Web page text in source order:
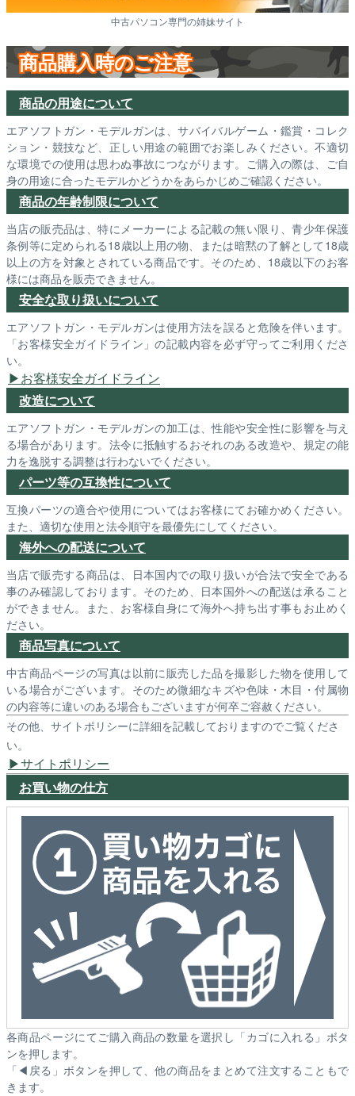
中古パソコン専門の姉妹サイト
商品購入時のご注意
商品の用途について
エアソフトガン・モデルガンは、サバイバルゲーム・鑑賞・コレク
ション・競技など、正しい用途の範囲でお楽しみください。不適切
な環境での使用は思わぬ事故につながります。ご購入の際は、ご自
身の用途に合ったモデルかどうかをあらかじめご確認ください。
商品の年齢制限について
当店の販売品は、特にメーカーによる記載の無い限り、青少年保護
条例等に定められる18歳以上用の物、または暗黙の了解として18歳
以上の方を対象とされている商品です。そのため、18歳以下のお客
様には商品を販売できません。
安全な取り扱いについて
エアソフトガン・モデルガンは使用方法を誤ると危険を伴います。
「お客様安全ガイドライン」の記載内容を必ず守ってご利用くださ
い。
お客様安全ガイドライン
改造について
エアソフトガン・モデルガンの加工は、性能や安全性に影響を与え
る場合があります。法令に抵触するおそれのある改造や、規定の能
力を逸脱する調整は行わないでください。
パーツ等の互換性について
互換パーツの適合や使用についてはお客様にてお確かめください。
また、適切な使用と法令順守を最優先にしてください。
海外への配送について
当店で販売する商品は、日本国内での取り扱いが合法で安全である
事のみ確認しております。そのため、日本国外への配送は承ること
ができません。また、お客様自身にて海外へ持ち出す事もお止めく
ださい。
商品写真について
中古商品ページの写真は以前に販売した品を撮影した物を使用して
いる場合がございます。そのため微細なキズや色味・木目・付属物
の内容等に違いのある場合もございますが何卒ご容赦ください。
その他、サイトポリシーに詳細を記載しておりますのでご覧くださ
い。
サイトポリシー
お買い物の仕方
各商品ページにてご購入商品の数量を選択し「カゴに入れる」ボタ
ンを押します。
「◀戻る」ボタンを押して、他の商品をまとめて注文することもで
きます。